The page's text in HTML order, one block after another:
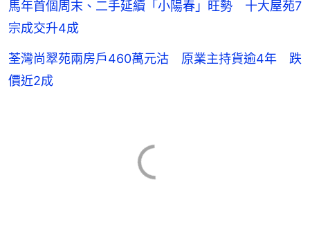
馬年首個周末、二手延續「小陽春」旺勢 十大屋苑7
宗成交升4成
荃灣尚翠苑兩房戶460萬元沽 原業主持貨逾4年 跌
價近2成